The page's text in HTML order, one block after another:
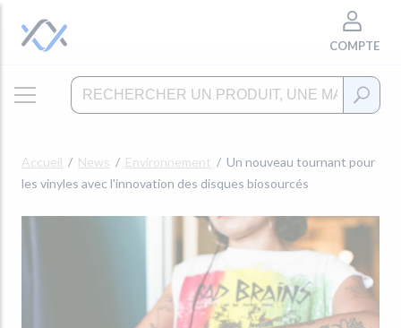
COMPTE
Accueil News Environnement
Un nouveau tournant pour
les vinyles avec l'innovation des disques biosourcés